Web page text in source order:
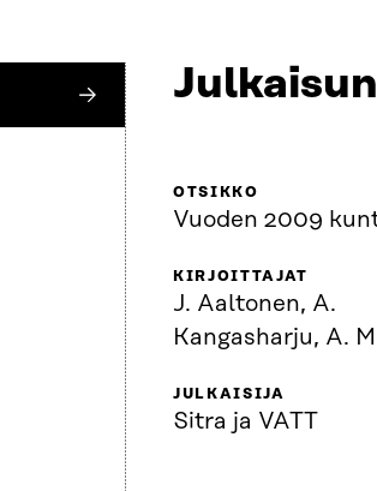
OTSIKKO
Vuoden 2009
KIRJOITTAJAT
J. Aaltonen, A.
Kangasharju, A.
JULKAISIJA
Sitra ja VATT